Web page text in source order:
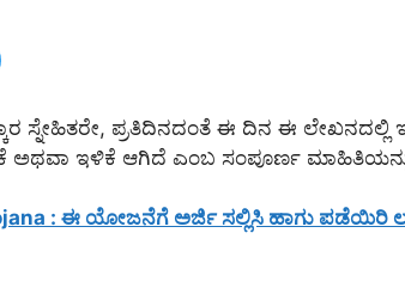
ಸ್ನೇಹಿತರೇ, ಪ್ರತಿದಿನದಂತೆ ಈ ದಿನ ಈ
ಅಥವಾ ಇಳಿಕೆ ಆಗಿದೆ ಎಂಬ ಸಂಪೂರ್ಣ
: ಈ ಯೋಜನೆಗೆ ಅರ್ಜಿ ಸಲ್ಲಿಸಿ ಹಾಗು ಪಡೆಯಿರಿ